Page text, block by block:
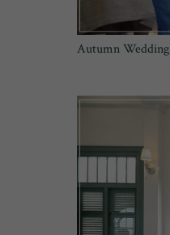
Autumn Wedding